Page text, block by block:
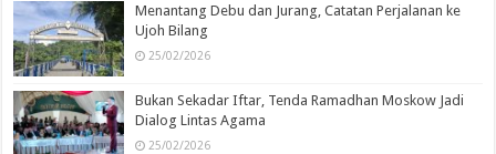
Menantang Debu dan Jurang, Catatan Perjalanan ke
Ujoh Bilang
25/02/2026
Bukan Sekadar Iftar, Tenda Ramadhan Moskow Jadi
Dialog Lintas Agama
25/02/2026